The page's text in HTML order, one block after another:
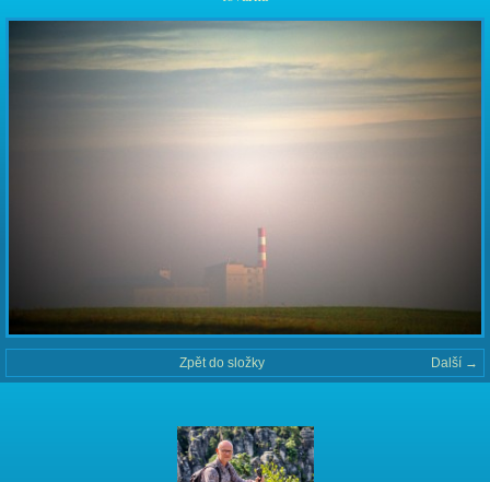
Další →
Zpět do složky